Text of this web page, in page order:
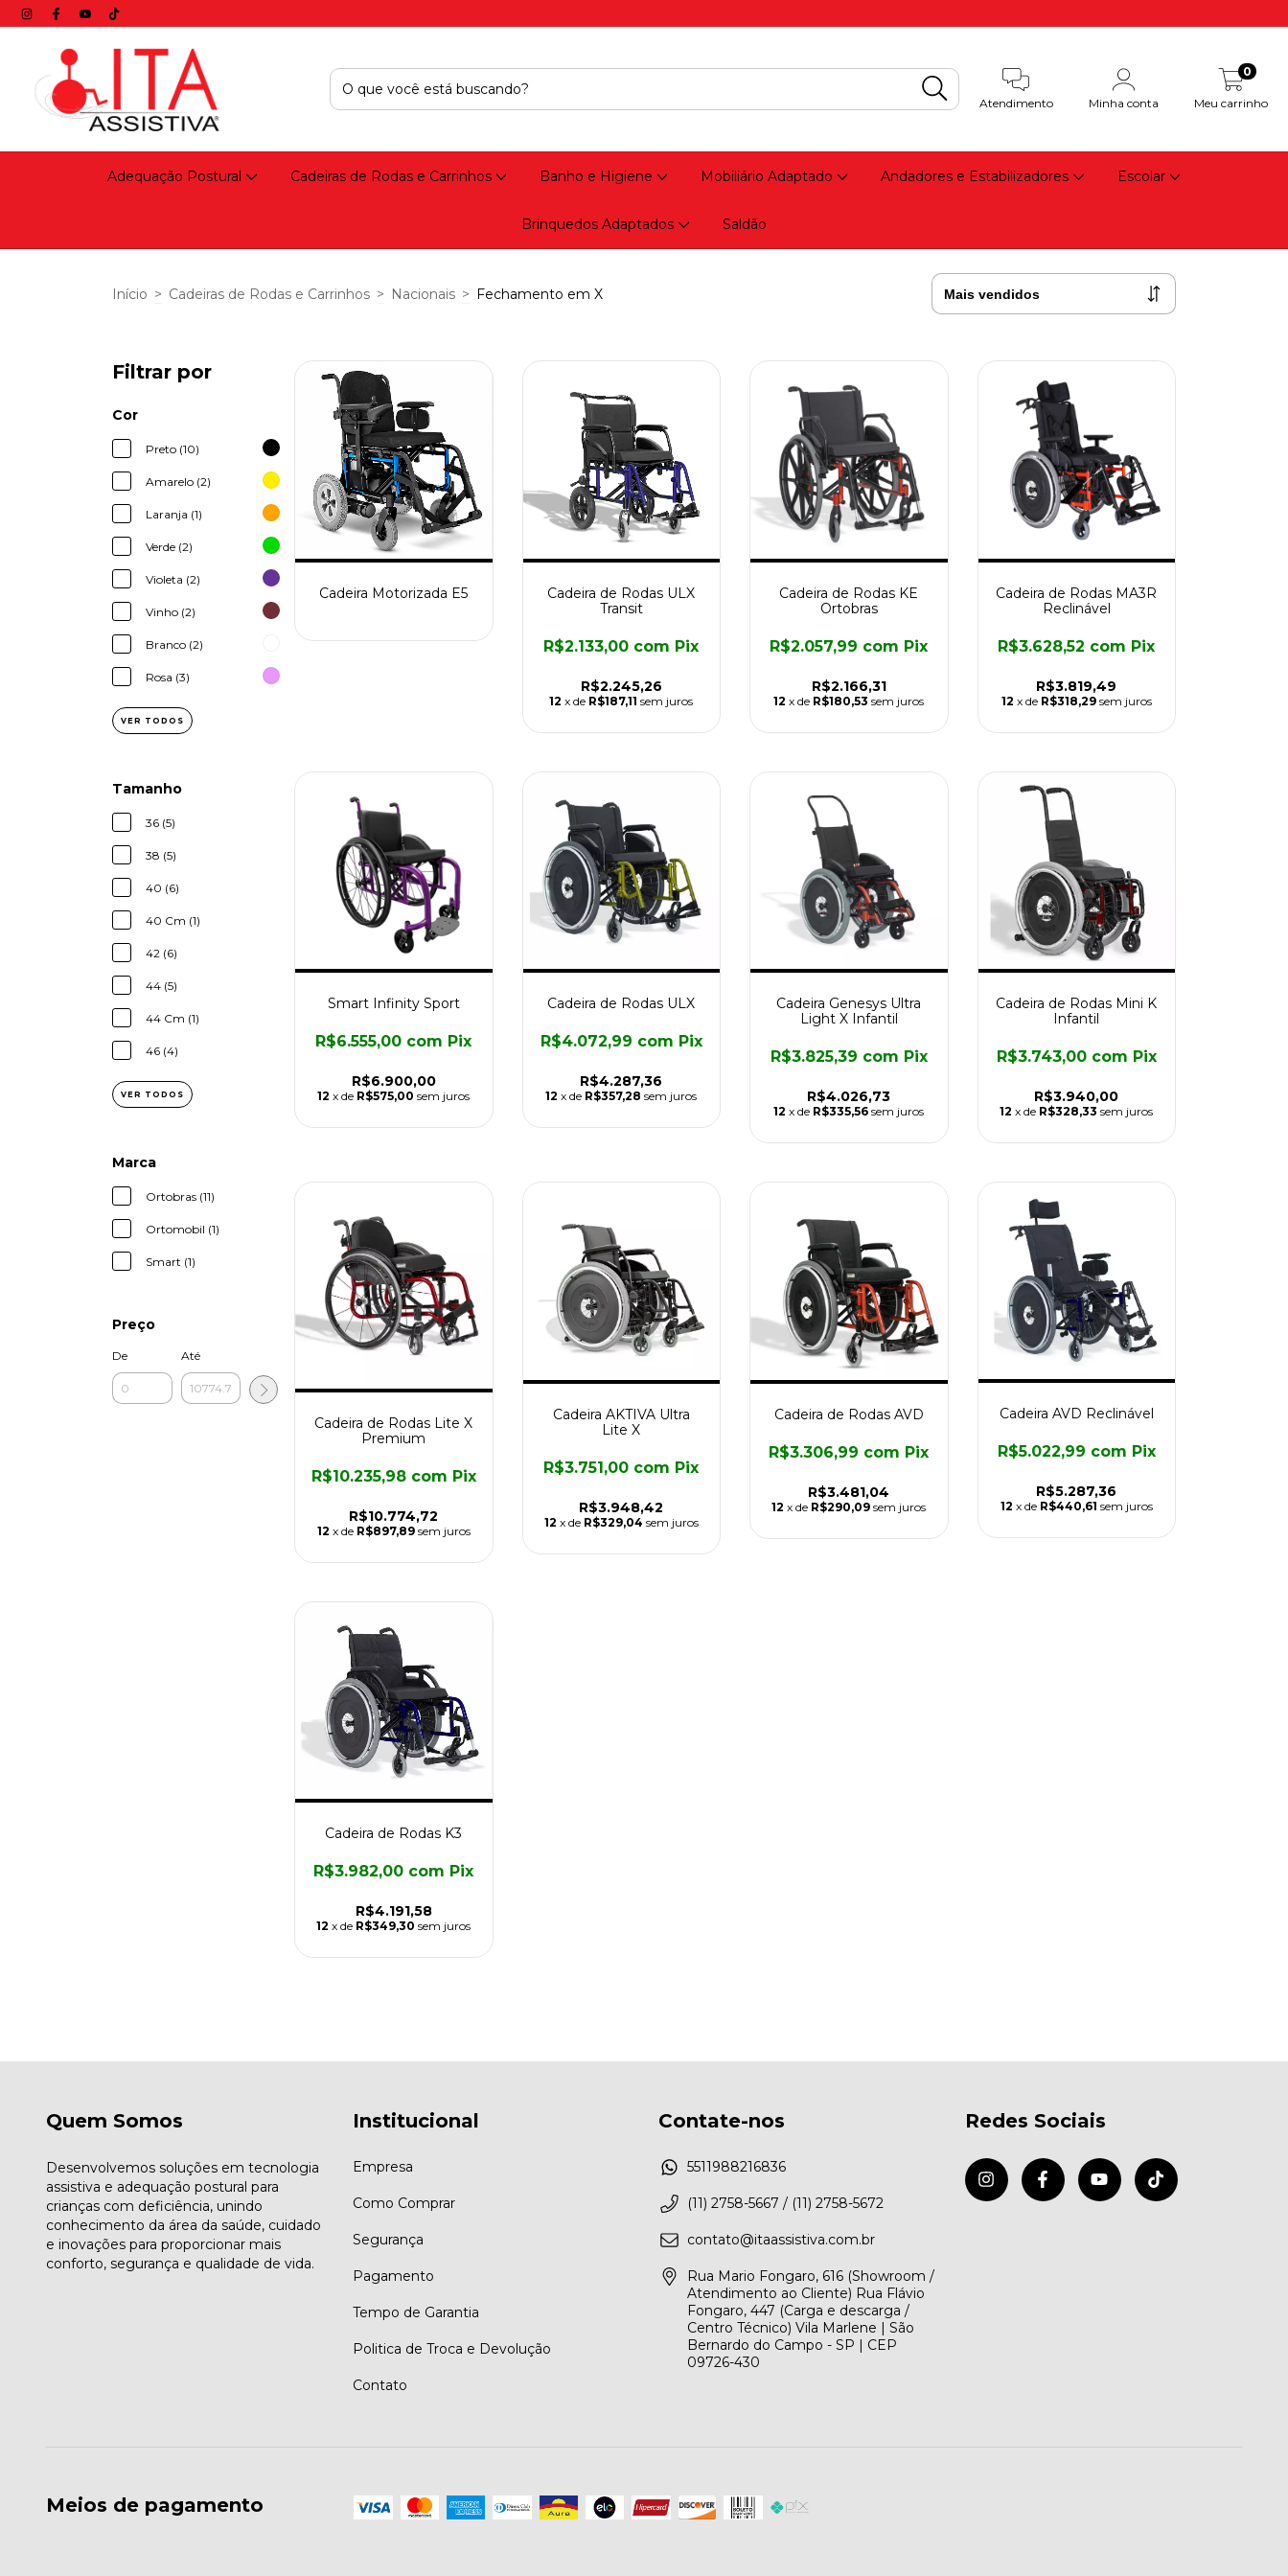
Atendimento Minha conta Meu carrinho
0
Adequação Postural Cadeiras de Rodas e Carrinhos Banho e Higiene Mobiliário Adaptado Andadores e Estabilizadores Escolar
Brinquedos Adaptados Saldão
Início > Cadeiras de Rodas e Carrinhos > Nacionais > Fechamento em X
Filtrar por
Cor
Preto (10)
Amarelo (2)
Laranja (1)
Verde (2)
Violeta (2)
Vinho (2)
Branco (2)
Rosa (3)
VER TODOS
Tamanho
36 (5)
38 (5)
40 (6)
40 Cm (1)
42 (6)
44 (5)
44 Cm (1)
46 (4)
VER TODOS
Marca
Ortobras (11)
Ortomobil (1)
Smart (1)
Preço
De Até
Cadeira Motorizada E5
Cadeira de Rodas ULX
Transit
R$2.245,26
R$2.133,00 com Pix
12 x de R$187,11 sem juros
Cadeira de Rodas KE
Ortobras
R$2.166,31
R$2.057,99 com Pix
12 x de R$180,53 sem juros
Cadeira de Rodas MA3R
Reclinável
R$3.819,49
R$3.628,52 com Pix
12 x de R$318,29 sem juros
Smart Infinity Sport
R$6.900,00
R$6.555,00 com Pix
12 x de R$575,00 sem juros
Cadeira de Rodas ULX
R$4.287,36
R$4.072,99 com Pix
12 x de R$357,28 sem juros
Cadeira Genesys Ultra
Light X Infantil
R$4.026,73
R$3.825,39 com Pix
12 x de R$335,56 sem juros
Cadeira de Rodas Mini K
Infantil
R$3.940,00
R$3.743,00 com Pix
12 x de R$328,33 sem juros
Cadeira de Rodas Lite X
Premium
R$10.774,72
R$10.235,98 com Pix
12 x de R$897,89 sem juros
Cadeira AKTIVA Ultra
Lite X
R$3.948,42
R$3.751,00 com Pix
12 x de R$329,04 sem juros
Cadeira de Rodas AVD
R$3.481,04
R$3.306,99 com Pix
12 x de R$290,09 sem juros
Cadeira AVD Reclinável
R$5.287,36
R$5.022,99 com Pix
12 x de R$440,61 sem juros
Cadeira de Rodas K3
R$4.191,58
R$3.982,00 com Pix
12 x de R$349,30 sem juros
Quem Somos
Desenvolvemos soluções em tecnologia
assistiva e adequação postural para
crianças com deficiência, unindo
conhecimento da área da saúde, cuidado
e inovações para proporcionar mais
conforto, segurança e qualidade de vida.
Institucional
Empresa
Como Comprar
Segurança
Pagamento
Tempo de Garantia
Politica de Troca e Devolução
Contato
Contate-nos
5511988216836
(11) 2758-5667 / (11) 2758-5672
contato@itaassistiva.com.br
Rua Mario Fongaro, 616 (Showroom /
Atendimento ao Cliente) Rua Flávio
Fongaro, 447 (Carga e descarga /
Centro Técnico) Vila Marlene | São
Bernardo do Campo - SP | CEP
09726-430
Redes Sociais
Meios de pagamento